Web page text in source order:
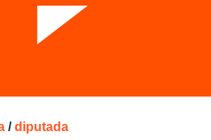
/ diputada